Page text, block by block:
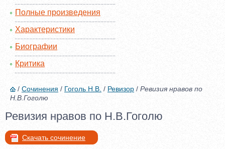
Полные произведения
Характеристики
Биографии
Критика
/ Сочинения / Гоголь Н.В. / Ревизор / Ревизия нравов по
Н.В.Гоголю
Ревизия нравов по Н.В.Гоголю
Скачать сочинение